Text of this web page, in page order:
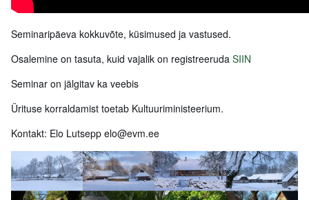
Seminaripäeva kokkuvõte, küsimused ja vastused.
Osalemine on tasuta, kuid vajalik on registreeruda SIIN
Seminar on jälgitav ka veebis
Ürituse korraldamist toetab Kultuuriministeerium.
Kontakt: Elo Lutsepp elo@evm.ee